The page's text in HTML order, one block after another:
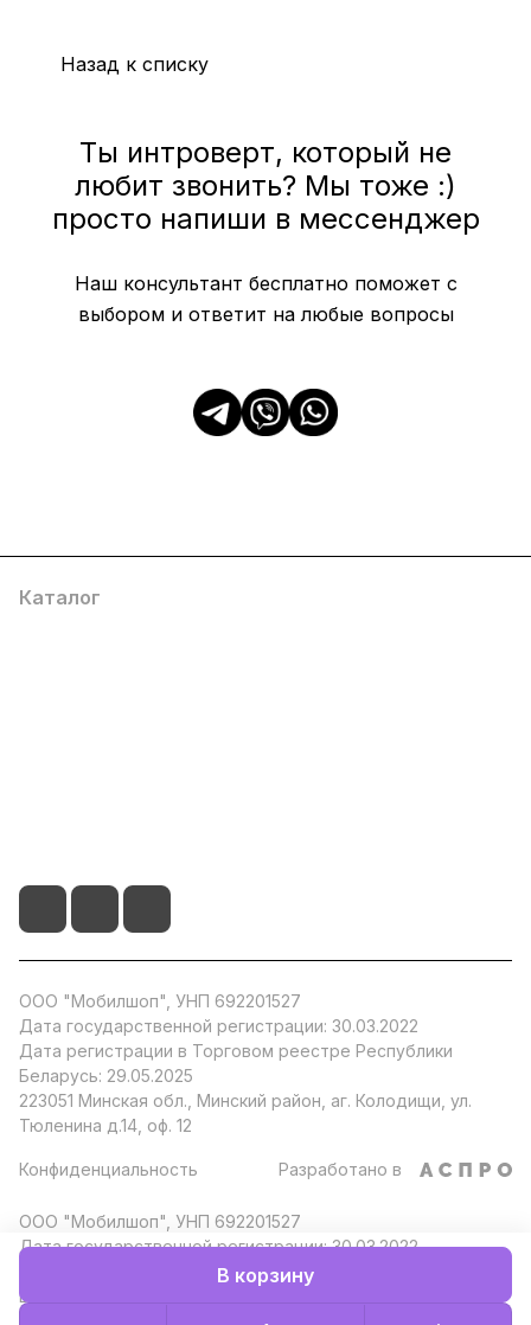
В корзину
Назад к списку
Ты интроверт, который не
любит звонить? Мы тоже :)
просто напиши в мессенджер
Наш консультант бесплатно поможет с
выбором и ответит на любые вопросы
Каталог
ООО "Мобилшоп", УНП 692201527
Дата государственной регистрации: 30.03.2022
Дата регистрации в Торговом реестре Республики
Беларусь: 29.05.2025
223051 Минская обл., Минский район, аг. Колодищи, ул.
Тюленина д.14, оф. 12
Конфиденциальность Разработано в
ООО "Мобилшоп", УНП 692201527
Дата государственной регистрации: 30.03.2022
Дата регистрации в Торговом реестре Республики
Беларусь: 29.05.2025